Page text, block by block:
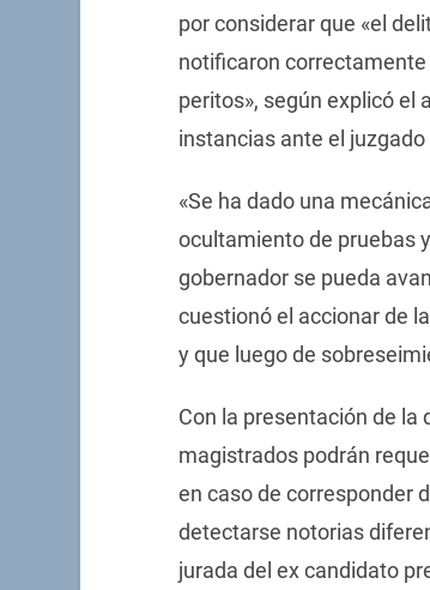
por considerar que «el
notificaron
peritos», según explicó el
instancias ante el juzgado
«Se ha dado una
ocultamiento de pruebas
gobernador se pueda
cuestionó el accionar de
y que luego de
Con la presentación de la
magistrados podrán
en caso de corresponder
detectarse notorias
jurada del ex candidato